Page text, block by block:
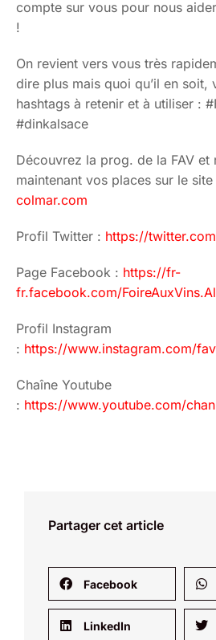
compte sur vous pour nous
!
On revient vers vous très
dire plus mais quoi qu’il en soit,
hashtags à retenir et à utiliser :
#dinkalsace
Découvrez la prog. de la FAV et
maintenant vos places sur le
colmar.com
Profil Twitter : https://
Page Facebook : https://fr-
fr.facebook.com/
Profil Instagram
: https://www.instagram.com/
Chaîne Youtube
: https://www.youtube.com/
Partager cet article
Facebook
LinkedIn